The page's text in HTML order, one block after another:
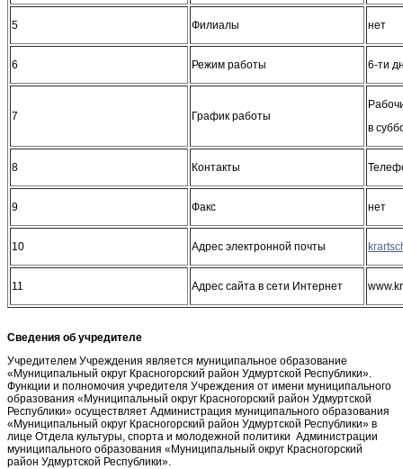
5 Филиалы нет
6 Режим работы 6-ти
7 График работы
в
8 Контакты
9 Факс нет
10 Адрес электронной почты
11 Адрес сайта в сети Интернет
Сведения об учредителе
Учредителем Учреждения является муниципальное образование
«Муниципальный округ Красногорский район Удмуртской Республики».
Функции и полномочия учредителя Учреждения от имени муниципального
образования «Муниципальный округ Красногорский район Удмуртской
Республики» осуществляет Администрация муниципального образования
«Муниципальный округ Красногорский район Удмуртской Республики» в
лице Отдела культуры, спорта и молодежной политики Администрации
муниципального образования «Муниципальный округ Красногорский
район Удмуртской Республики».